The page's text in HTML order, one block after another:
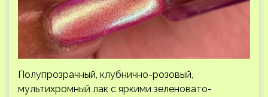
Полупрозрачный, клубнично-розовый,
мультихромный лак с яркими зеленовато-